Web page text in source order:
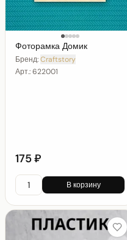
Фоторамка Домик
Бренд:Craftstory
Арт.:622001
175 ₽
В корзину